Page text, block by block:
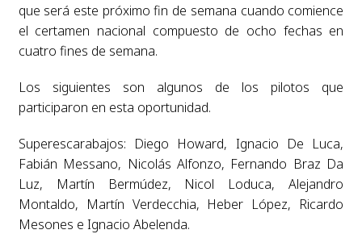
que será este próximo fin de semana cuando comience
el certamen nacional compuesto de ocho fechas en
cuatro fines de semana.
Los siguientes son algunos de los pilotos que
participaron en esta oportunidad.
Superescarabajos: Diego Howard, Ignacio De Luca,
Fabián Messano, Nicolás Alfonzo, Fernando Braz Da
Luz, Martín Bermúdez, Nicol Loduca, Alejandro
Montaldo, Martín Verdecchia, Heber López, Ricardo
Mesones e Ignacio Abelenda.